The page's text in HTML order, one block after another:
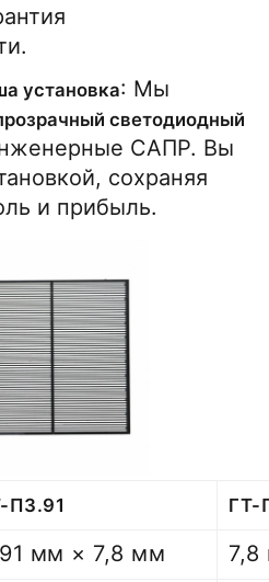
установка: Мы
светодиодный
САПР. Вы
сохраняя
и прибыль.
П3.91 ГТ-
мм × 7,8 мм